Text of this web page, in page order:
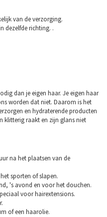
van de verzorging.
dezelfde richting. .
dan je eigen haar. Je eigen haar
worden dat niet. Daarom is het
en hydraterende producten
klitterig raakt en zijn glans niet
na het plaatsen van de
sporten of slapen.
's avond en voor het douchen.
voor hairextensions.
of een haarolie.